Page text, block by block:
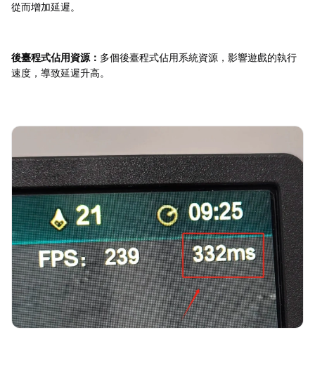
從而增加延遲。
後臺程式佔用資源： 多個後臺程式佔用系統資源，影響遊戲的執行
速度，導致延遲升高。